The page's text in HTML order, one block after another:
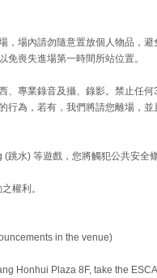
，場內請勿隨意置放個人物品，避
免喪失進場第一時間所站位置。
、專業錄音及攝、錄影。禁止任何
行為，若有，我們將請您離場，並
跳水) 等遊戲，您將觸犯公共安全條
權利。
in the venue)
Honhui Plaza 8F, take the